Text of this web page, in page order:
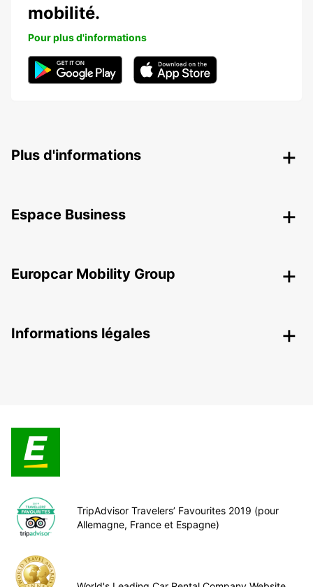
mobilité.
Pour plus d'informations
Plus d'informations
Espace Business
Europcar Mobility Group
Informations légales
TripAdvisor Travelers’ Favourites 2019 (pour
Allemagne, France et Espagne)